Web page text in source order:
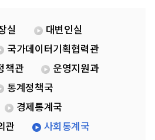
실
대변인실
국가데이터기획협력관
책관
운영지원과
통계정책국
경제통계국
관
사회통계국